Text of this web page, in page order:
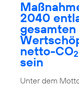
2040
gesamten
netto-CO2
sein
Unter dem